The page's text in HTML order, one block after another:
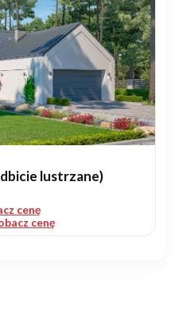
lustrzane)
cenę
cenę